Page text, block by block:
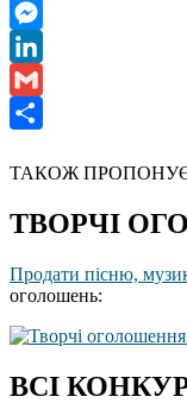
WhatsApp
Messenger
LinkedIn
Gmail
ТАКОЖ
ТВОРЧІ
Продати пісню,
оголошень:
ВСІ